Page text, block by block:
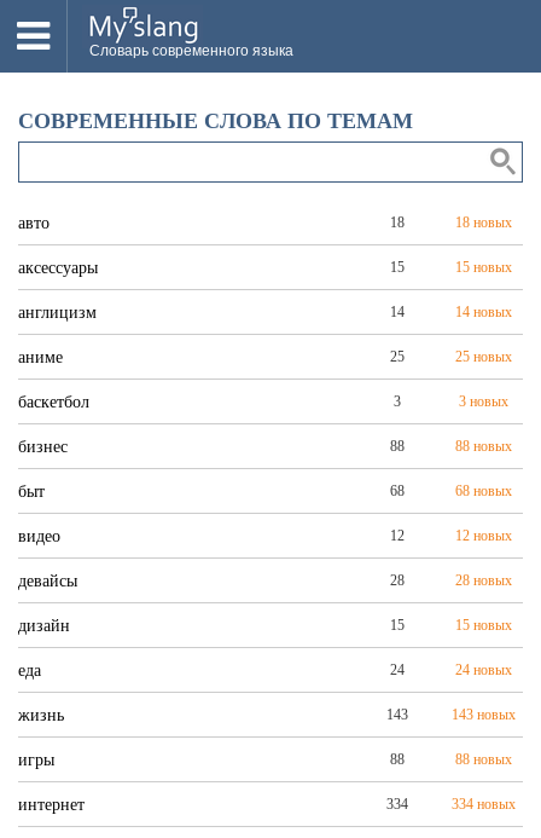
Словарь современного языка
НОВОЕ
ПОПУЛЯРНОЕ
ПРОВЕРИТЬ ЗНАНИЯ
ДОБАВИТЬ СЛОВО
ПРОСВЕТИТЕЛИ
ВОЙТИ
СОВРЕМЕННЫЕ СЛОВА ПО ТЕМАМ
авто 18 18 новых
аксессуары 15 15 новых
англицизм 14 14 новых
аниме 25 25 новых
баскетбол 3 3 новых
бизнес 88 88 новых
быт 68 68 новых
видео 12 12 новых
девайсы 28 28 новых
дизайн 15 15 новых
еда 24 24 новых
жизнь 143 143 новых
игры 88 88 новых
интернет 334 334 новых